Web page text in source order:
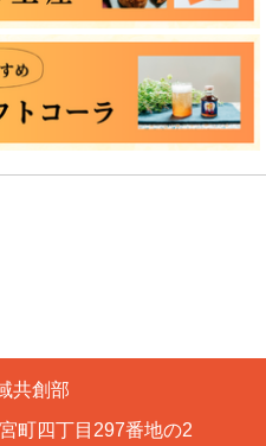
共創部
町四丁目297番地の2